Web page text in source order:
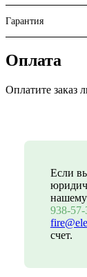
Гарантия
Оплата
Оплатите заказ
Если
938-57-
счет.